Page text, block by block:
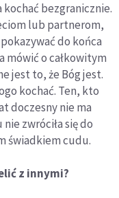
kochać bezgranicznie.
lub partnerom,
do końca
mówić o całkowitym
jest to, że Bóg jest.
kochać. Ten, kto
doczesny nie ma
zwróciła się do
świadkiem cudu.
z innymi?